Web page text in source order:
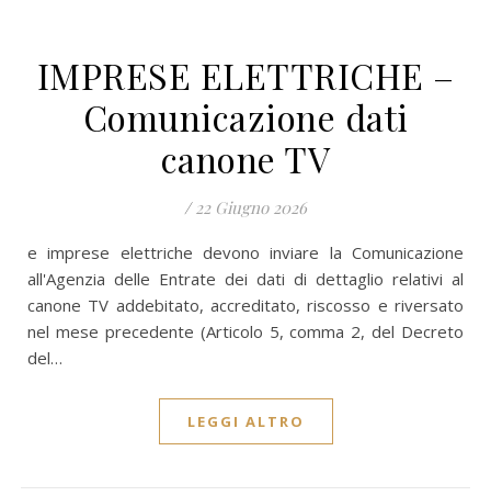
IMPRESE ELETTRICHE –
Comunicazione dati
canone TV
/ 22 Giugno 2026
e imprese elettriche devono inviare la Comunicazione
all'Agenzia delle Entrate dei dati di dettaglio relativi al
canone TV addebitato, accreditato, riscosso e riversato
nel mese precedente (Articolo 5, comma 2, del Decreto
del…
LEGGI ALTRO